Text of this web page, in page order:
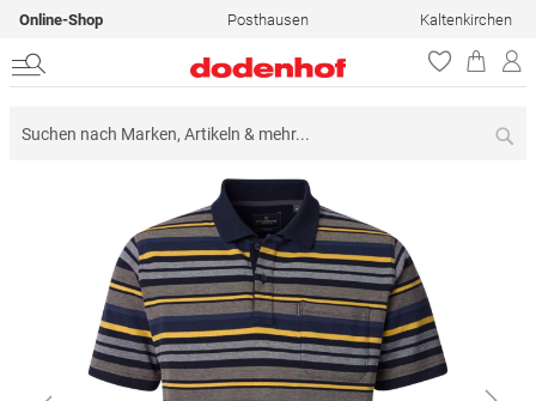
Online-Shop Posthausen Kaltenkirchen